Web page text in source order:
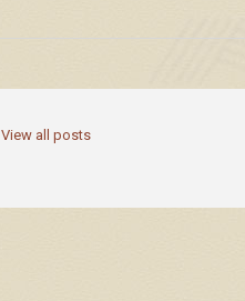
View all posts